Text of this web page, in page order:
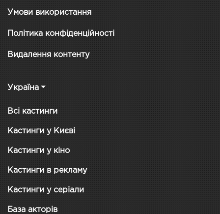
Умови використання
Політика конфіденційності
Видалення контенту
Україна
Всі кастинги
Кастинги у Києві
Кастинги у кіно
Кастинги в рекламу
Кастинги у серіали
База акторів